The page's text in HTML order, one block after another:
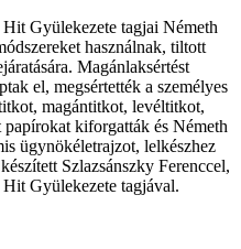
Gyülekezete tagjai Németh
használnak, tiltott
Magánlaksértést
el, megsértették a személyes
magántitkot, levéltitkot,
kiforgatták és Németh
ügynökéletrajzot, lelkészhez
Szlazsánszky Ferenccel,
Gyülekezete tagjával.